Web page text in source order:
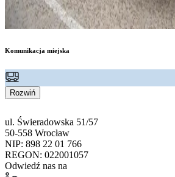
Komunikacja miejska
Rozwiń
ul. Świeradowska 51/57
50-558 Wrocław
NIP: 898 22 01 766
REGON: 022001057
Odwiedź nas na